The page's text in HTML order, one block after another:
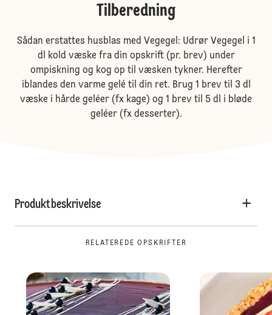
Tilberedning
Sådan erstattes husblas med Vegegel: Udrør Vegegel i 1
dl kold væske fra din opskrift (pr. brev) under
ompiskning og kog op til væsken tykner. Herefter
iblandes den varme gelé til din ret. Brug 1 brev til 3 dl
væske i hårde geléer (fx kage) og 1 brev til 5 dl i bløde
geléer (fx desserter).
Produktbeskrivelse
RELATEREDE OPSKRIFTER